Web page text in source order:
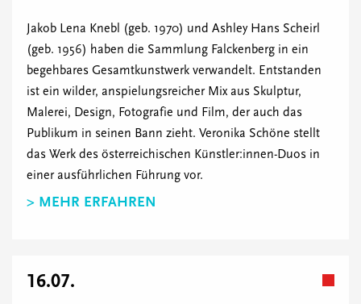
Jakob Lena Knebl (geb. 1970) und Ashley Hans Scheirl
(geb. 1956) haben die Sammlung Falckenberg in ein
begehbares Gesamtkunstwerk verwandelt. Entstanden
ist ein wilder, anspielungsreicher Mix aus Skulptur,
Malerei, Design, Fotografie und Film, der auch das
Publikum in seinen Bann zieht. Veronika Schöne stellt
das Werk des österreichischen Künstler:innen-Duos in
einer ausführlichen Führung vor.
> MEHR ERFAHREN
16.07.